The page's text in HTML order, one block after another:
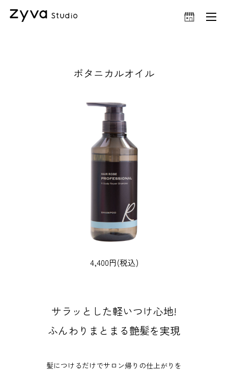
ボタニカルオイル
4,400円(税込)
サラッとした軽いつけ心地!
ふんわりまとまる艶髪を実現
髪につけるだけでサロン帰りの仕上がりを